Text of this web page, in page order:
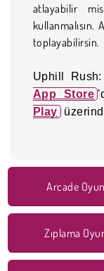
atlayabilir
toplayabilirsin.
Uphill
App Store
Play
Arcade
Zıplama